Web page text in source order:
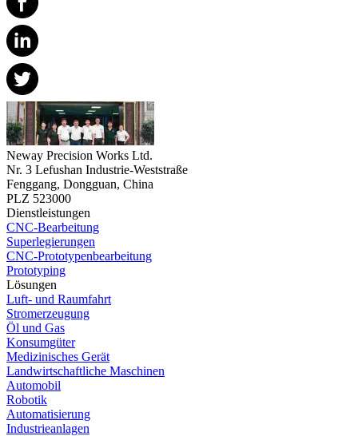
Neway Precision Works Ltd.
Nr. 3 Lefushan Industrie-Weststraße
Fenggang, Dongguan, China
PLZ 523000
Dienstleistungen
CNC-Bearbeitung
Superlegierungen
CNC-Prototypenbearbeitung
Prototyping
Lösungen
Luft- und Raumfahrt
Stromerzeugung
Öl und Gas
Konsumgüter
Medizinisches Gerät
Landwirtschaftliche Maschinen
Automobil
Robotik
Automatisierung
Industrieanlagen